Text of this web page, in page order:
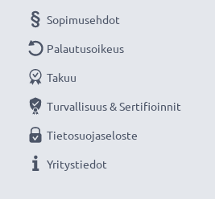
Sopimusehdot
Palautusoikeus
Takuu
Turvallisuus & Sertifioinnit
Tietosuojaseloste
Yritystiedot